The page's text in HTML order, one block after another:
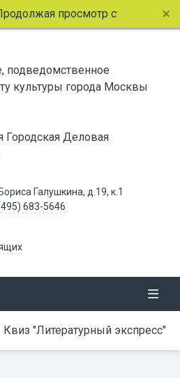
просмотр страниц
подведомственное
культуры города Москвы
Городская Деловая
Галушкина, д.19, к.1
683-5646
Квиз "Литературный экспресс"